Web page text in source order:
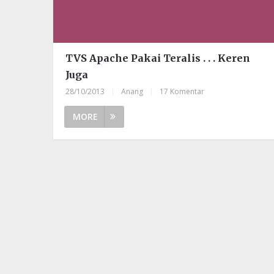
TVS Apache Pakai Teralis . . . Keren
Juga
28/10/2013 Anang 17 Komentar
MORE